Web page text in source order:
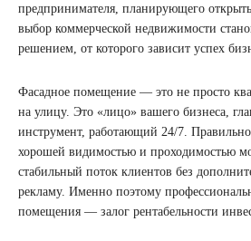
предпринимателя, планирующего
выбор коммерческой недвижимости
решением, от которого зависит успех
Фасадное помещение — это не просто
на улицу. Это «лицо» вашего бизнеса,
инструмент, работающий 24/7.
хорошей видимостью и проходимостью
стабильный поток клиентов без
рекламу. Именно поэтому
помещения — залог рентабельности